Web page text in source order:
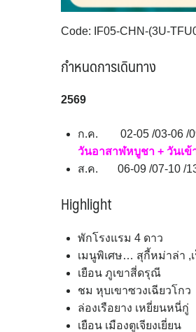
Code: IF05-CHN-(3U-
กำหนดการเดินทาง
2569
ก.ค. 02-05 /03-06 /
วันอาสาฬหบูชา + วันเข้
ส.ค. 06-09 /07-10 /
Highlight
พักโรงแรม 4 ดาว
เมนูพิเศษ… สุกี้หม่าล่า ,
เยือน ภูเขาสี่ดรุณี
ชม หุบเขาซวงเฉียวโกว
ล่องเรือยาง เหยี่ยนหนี่กู่
เยือน เมืองตูเจียงเยี่ยน